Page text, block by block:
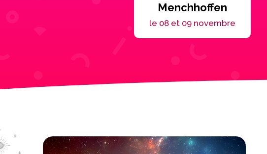
Menchhoffen
le 08 et 09 novembre